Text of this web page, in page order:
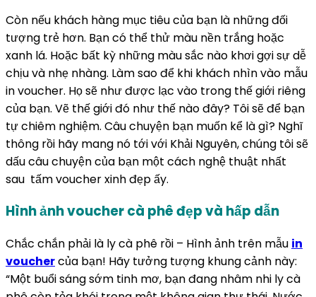
Còn nếu khách hàng mục tiêu của bạn là những đối
tượng trẻ hơn. Bạn có thể thử màu nền trắng hoặc
xanh lá. Hoặc bất kỳ những màu sắc nào khơi gợi sự dễ
chịu và nhẹ nhàng. Làm sao để khi khách nhìn vào mẫu
in voucher. Họ sẽ như được lạc vào trong thế giới riêng
của bạn. Vẽ thế giới đó như thế nào đây? Tôi sẽ để bạn
tự chiêm nghiệm. Câu chuyện bạn muốn kể là gì? Nghĩ
thông rồi hãy mang nó tới với Khải Nguyên, chúng tôi sẽ
dấu câu chuyện của bạn một cách nghệ thuật nhất
sau tấm voucher xinh đẹp ấy.
Hình ảnh voucher cà phê đẹp và hấp dẫn
Chắc chắn phải là ly cà phê rồi – Hình ảnh trên mẫu in
vouchercủa bạn! Hãy tưởng tượng khung cảnh này:
“Một buổi sáng sớm tinh mơ, bạn đang nhâm nhi ly cà